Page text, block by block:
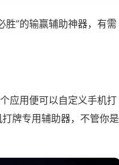
胜”的输赢辅助神器，有需
应用便可以自定义手机打
牌专用辅助器，不管你是